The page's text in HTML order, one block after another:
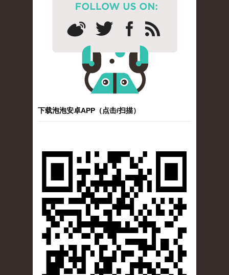
下载泡泡安卓APP（点击/扫描）